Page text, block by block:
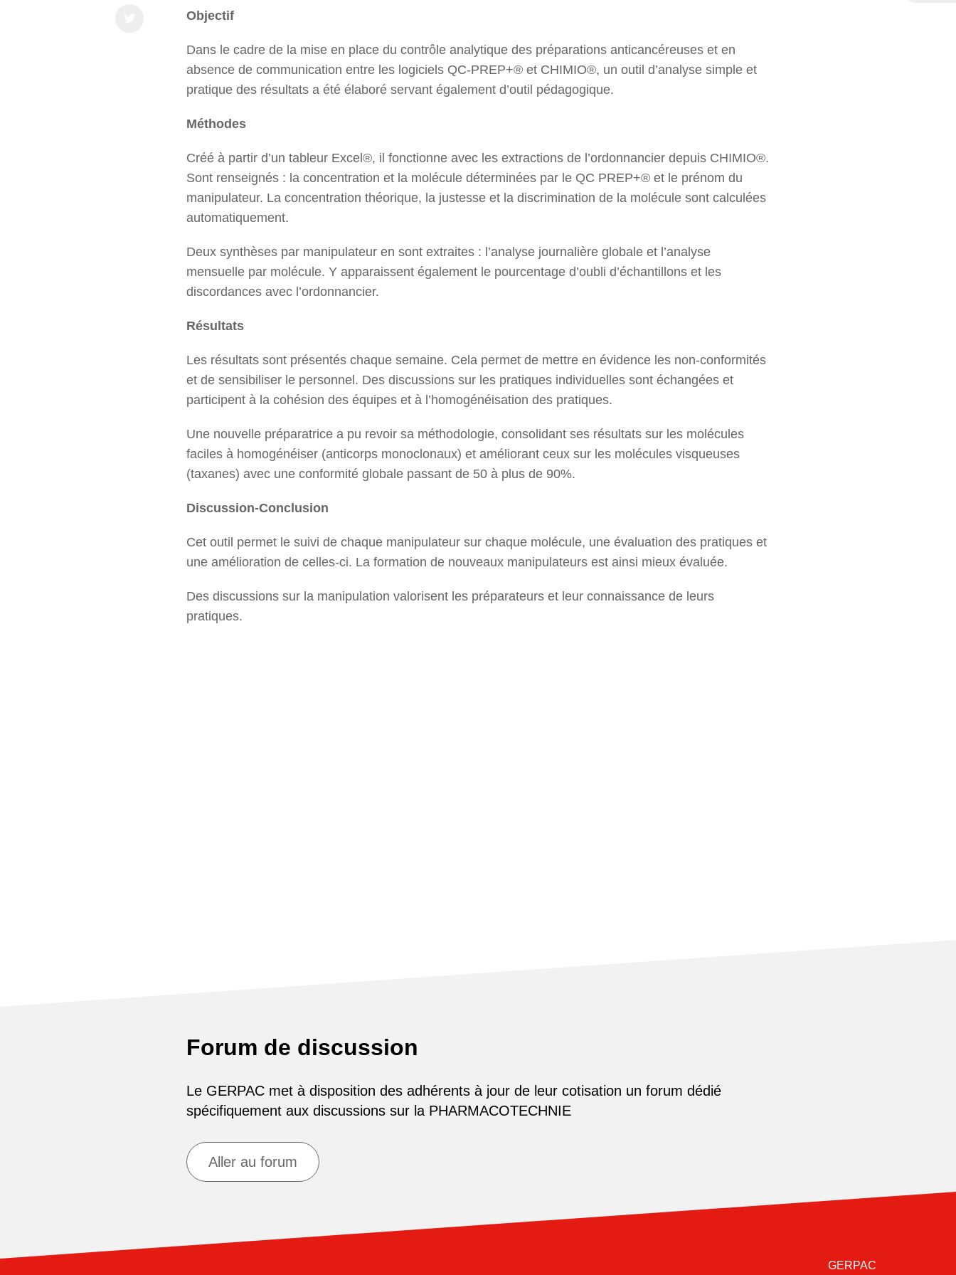
Objectif
Dans le cadre de la mise en place du contrôle analytique des préparations anticancéreuses et en
absence de communication entre les logiciels QC-PREP+® et CHIMIO®, un outil d’analyse simple et
pratique des résultats a été élaboré servant également d’outil pédagogique.
Méthodes
Créé à partir d’un tableur Excel®, il fonctionne avec les extractions de l’ordonnancier depuis CHIMIO®.
Sont renseignés : la concentration et la molécule déterminées par le QC PREP+® et le prénom du
manipulateur. La concentration théorique, la justesse et la discrimination de la molécule sont calculées
automatiquement.
Deux synthèses par manipulateur en sont extraites : l’analyse journalière globale et l’analyse
mensuelle par molécule. Y apparaissent également le pourcentage d’oubli d’échantillons et les
discordances avec l’ordonnancier.
Résultats
Les résultats sont présentés chaque semaine. Cela permet de mettre en évidence les non-conformités
et de sensibiliser le personnel. Des discussions sur les pratiques individuelles sont échangées et
participent à la cohésion des équipes et à l’homogénéisation des pratiques.
Une nouvelle préparatrice a pu revoir sa méthodologie, consolidant ses résultats sur les molécules
faciles à homogénéiser (anticorps monoclonaux) et améliorant ceux sur les molécules visqueuses
(taxanes) avec une conformité globale passant de 50 à plus de 90%.
Discussion-Conclusion
Cet outil permet le suivi de chaque manipulateur sur chaque molécule, une évaluation des pratiques et
une amélioration de celles-ci. La formation de nouveaux manipulateurs est ainsi mieux évaluée.
Des discussions sur la manipulation valorisent les préparateurs et leur connaissance de leurs
pratiques.
Forum de discussion
Le GERPAC met à disposition des adhérents à jour de leur cotisation un forum dédié
spécifiquement aux discussions sur la PHARMACOTECHNIE
Aller au forum
GERPAC